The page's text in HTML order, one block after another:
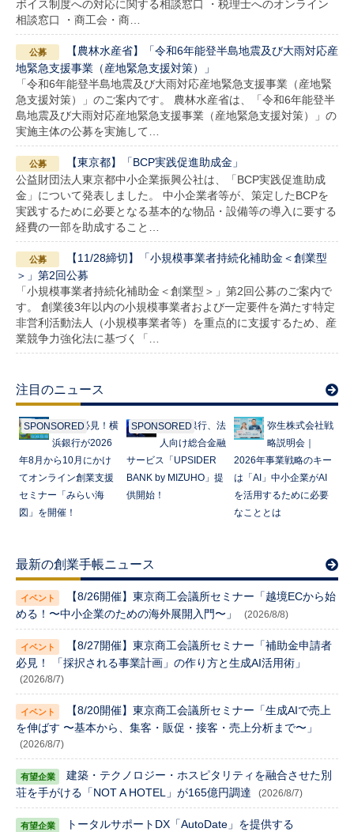
ボイス制度への対応に関する相談窓口 ・税理士へのオンライン
相談窓口 ・商工会・商…
【農林水産省】「令和6年能登半島地震及び大雨対応産
地緊急支援事業（産地緊急支援対策）」
「令和6年能登半島地震及び大雨対応産地緊急支援事業（産地緊
急支援対策）」のご案内です。 農林水産省は、「令和6年能登半
島地震及び大雨対応産地緊急支援事業（産地緊急支援対策）」の
実施主体の公募を実施して…
【東京都】「BCP実践促進助成金」
公益財団法人東京都中小企業振興公社は、「BCP実践促進助成
金」について発表しました。 中小企業者等が、策定したBCPを
実践するために必要となる基本的な物品・設備等の導入に要する
経費の一部を助成すること…
【11/28締切】「小規模事業者持続化補助金＜創業型
＞」第2回公募
「小規模事業者持続化補助金＜創業型＞」第2回公募のご案内で
す。 創業後3年以内の小規模事業者および一定要件を満たす特定
非営利活動法人（小規模事業者等）を重点的に支援するため、産
業競争力強化法に基づく「…
注目のニュース
SPONSORED起業家必見！横
浜銀行が2026
年8月から10月にかけ
てオンライン創業支援
セミナー「みらい海
図」を開催！
SPONSOREDみずほ銀行、法
人向け総合金融
サービス「UPSIDER
BANK by MIZUHO」提
供開始！
弥生株式会社戦
略説明会｜
2026年事業戦略のキー
は「AI」中小企業がAI
を活用するために必要
なこととは
最新の創業手帳ニュース
【8/26開催】東京商工会議所セミナー「越境ECから始
める！〜中小企業のための海外展開入門〜」
(2026/8/8)
【8/27開催】東京商工会議所セミナー「補助金申請者
必見！ 「採択される事業計画」の作り方と生成AI活用術」
(2026/8/7)
【8/20開催】東京商工会議所セミナー「生成AIで売上
を伸ばす 〜基本から、集客・販促・接客・売上分析まで〜」
(2026/8/7)
建築・テクノロジー・ホスピタリティを融合させた別
荘を手がける「NOT A HOTEL」が165億円調達
(2026/8/7)
トータルサポートDX「AutoDate」を提供する